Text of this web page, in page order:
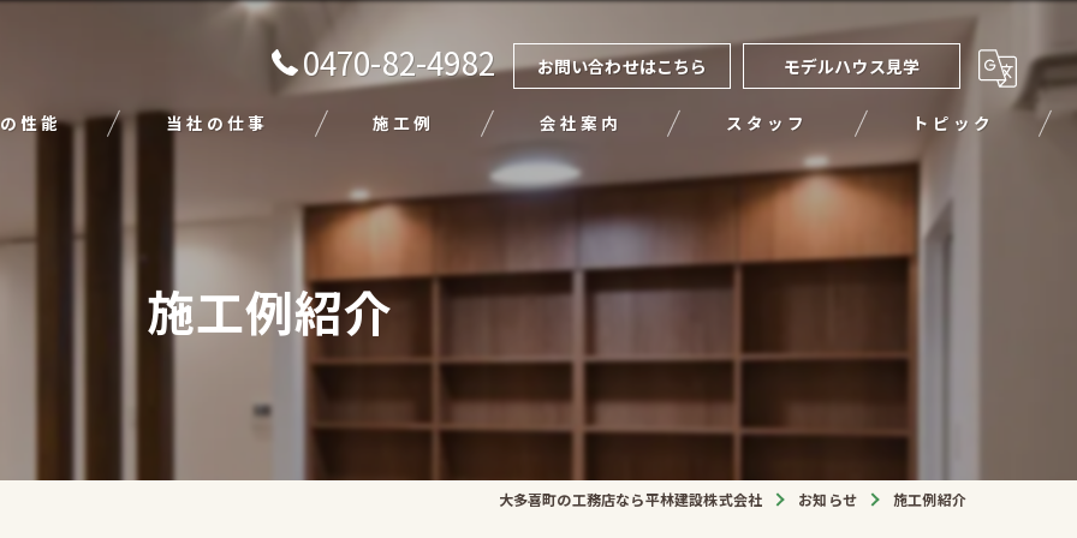
0470-82-4982 お問い合わせはこちら モデルハウス見学
性能 当社の仕事
エクステリア
施工例 会社案内 スタッフ トピック
施工例紹介
大多喜町の工務店なら平林建設株式会社 お知らせ 施工例紹介